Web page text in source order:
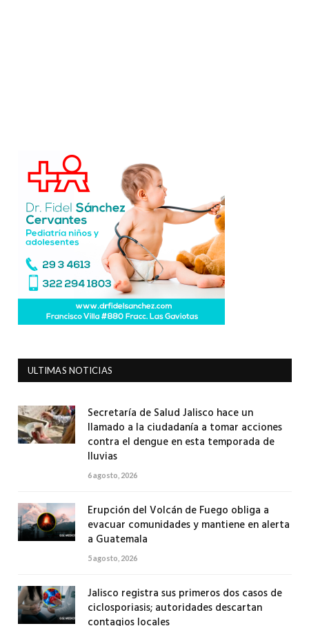
ULTIMAS NOTICIAS
Secretaría de Salud Jalisco hace un
llamado a la ciudadanía a tomar acciones
contra el dengue en esta temporada de
lluvias
6 agosto, 2026
Erupción del Volcán de Fuego obliga a
evacuar comunidades y mantiene en alerta
a Guatemala
5 agosto, 2026
Jalisco registra sus primeros dos casos de
ciclosporiasis; autoridades descartan
contagios locales